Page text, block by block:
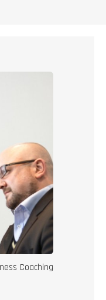
Coaching